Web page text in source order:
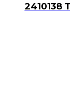
2410138